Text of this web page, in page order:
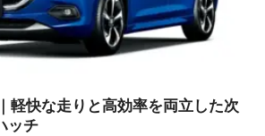
軽快な走りと高効率を両立した次
ッチ